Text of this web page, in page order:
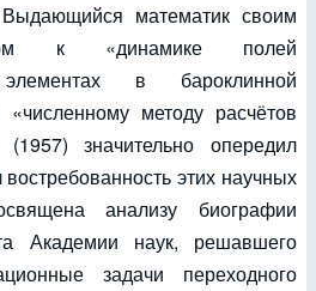
математик своим
к «динамике полей
элементах в бароклинной
методу расчётов
значительно опередил
этих научных
анализу биографии
Академии наук, решавшего
задачи переходного